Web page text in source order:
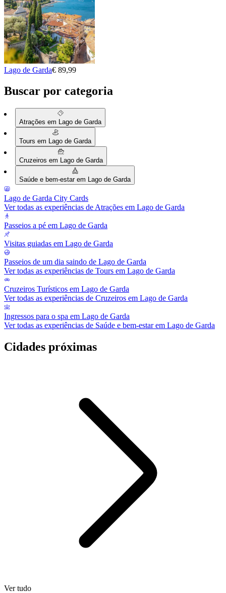
Lago de Garda€ 89,99
Buscar por categoria
Atrações em Lago de Garda
Tours em Lago de Garda
Cruzeiros em Lago de Garda
Saúde e bem-estar em Lago de Garda
Lago de Garda City Cards
Ver todas as experiências de Atrações em Lago de Garda
Passeios a pé em Lago de Garda
Visitas guiadas em Lago de Garda
Passeios de um dia saindo de Lago de Garda
Ver todas as experiências de Tours em Lago de Garda
Cruzeiros Turísticos em Lago de Garda
Ver todas as experiências de Cruzeiros em Lago de Garda
Ingressos para o spa em Lago de Garda
Ver todas as experiências de Saúde e bem-estar em Lago de Garda
Cidades próximas
Ver tudo